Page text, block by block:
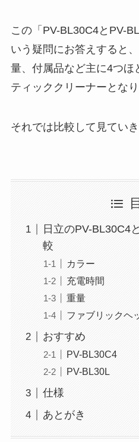
この「PV-BL30C4とPV-
いう疑問にお答えすると
量、付属品など主に4つほ
ティッククリーナーとなり
それでは比較して見ていき
日立のPV-BL30C4
較
カラー
充電時間
重量
ファブリックヘ
おすすめ
PV-BL30C4
PV-BL30L
仕様
あとがき